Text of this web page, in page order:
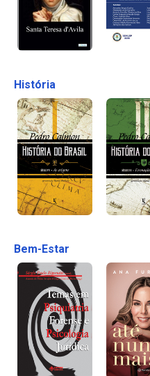
História
Bem-Estar